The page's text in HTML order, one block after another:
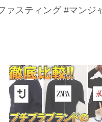
ァスティング #マンジ